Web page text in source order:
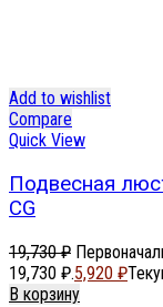
Add to wishlist
Compare
Quick View
Подвесная
CG
19,730₽
19,730 ₽.5,920 ₽
В корзину